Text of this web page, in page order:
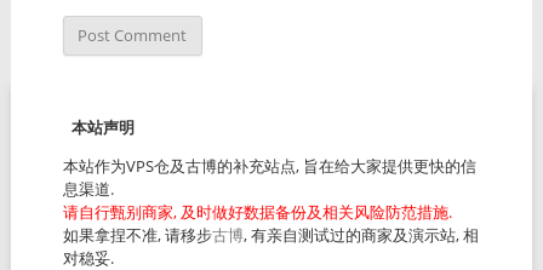
本站声明
本站作为VPS仓及古博的补充站点, 旨在给大家提供更快的信
息渠道.
请自行甄别商家, 及时做好数据备份及相关风险防范措施.
如果拿捏不准, 请移步古博, 有亲自测试过的商家及演示站, 相
对稳妥.